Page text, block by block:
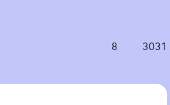
8
reacties
3031
weergaves